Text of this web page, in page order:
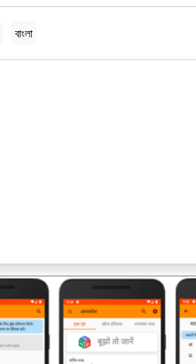
বাংলা